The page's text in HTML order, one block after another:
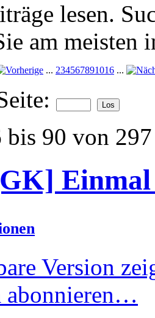
lesen.
am meisten
... 234567891016 ...
bis 90 von 297
Version
abonnieren…